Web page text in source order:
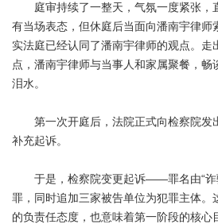
庭审持续了一整天，气氛一度紧张，
有当场表态，但休庭后当面向潘南宇律师
实法庭已经认同了潘南宇律师的观点。走
点，潘南宇律师与当事人和家属聚餐，畅
泪水。
第一次开庭后，法院正式向检察院发
补充起诉。
于是，检察院变更起诉——罪名由“诈
罪，同时追加三家被告单位为犯罪主体。
的负责任态度，也意味着第一阶段的核心